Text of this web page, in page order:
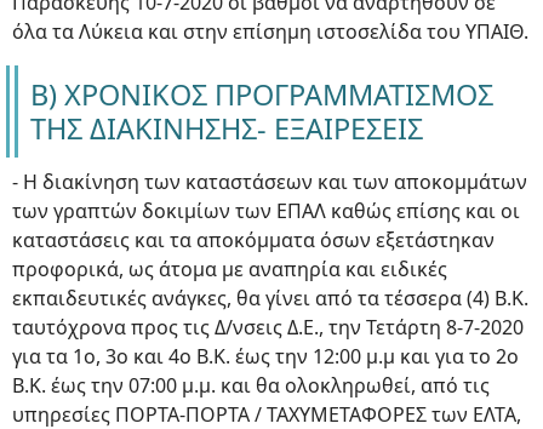
όλα τα Λύκεια και στην επίσημη ιστοσελίδα του ΥΠΑΙΘ.
Β) ΧΡΟΝΙΚΟΣ ΠΡΟΓΡΑΜΜΑΤΙΣΜΟΣ
ΤΗΣ ΔΙΑΚΙΝΗΣΗΣ- ΕΞΑΙΡΕΣΕΙΣ
- Η διακίνηση των καταστάσεων και των αποκομμάτων
των γραπτών δοκιμίων των ΕΠΑΛ καθώς επίσης και οι
καταστάσεις και τα αποκόμματα όσων εξετάστηκαν
προφορικά, ως άτομα με αναπηρία και ειδικές
εκπαιδευτικές ανάγκες, θα γίνει από τα τέσσερα (4) Β.Κ.
ταυτόχρονα προς τις Δ/νσεις Δ.Ε., την Τετάρτη 8-7-2020
για τα 1ο, 3ο και 4ο Β.Κ. έως την 12:00 μ.μ και για το 2ο
Β.Κ. έως την 07:00 μ.μ. και θα ολοκληρωθεί, από τις
υπηρεσίες ΠΟΡΤΑ-ΠΟΡΤΑ / ΤΑΧΥΜΕΤΑΦΟΡΕΣ των ΕΛΤΑ,